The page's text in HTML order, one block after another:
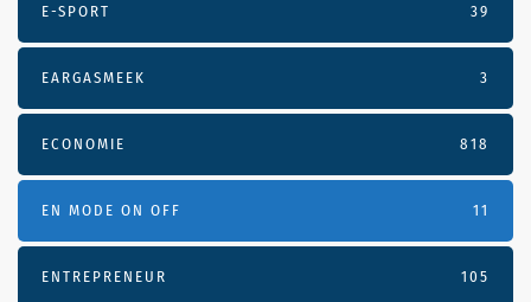
E-SPORT 39
EARGASMEEK 3
ECONOMIE 818
EN MODE ON OFF 11
ENTREPRENEUR 105